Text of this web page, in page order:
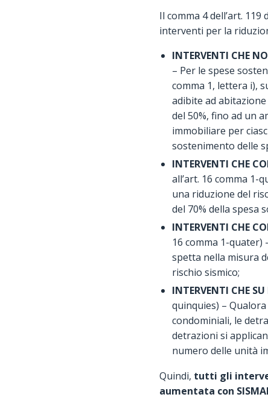
Il comma 4 dell’art.
interventi per la
INTERVENTI CHE
– Per le spese
comma 1, lettera i),
adibite ad
del 50%, fino ad un
immobiliare per
sostenimento delle
INTERVENTI CHE
all’art. 16 comma 1-
una riduzione del
del 70% della spesa
INTERVENTI CHE
16 comma 1-quater)
spetta nella misura
rischio sismico;
INTERVENTI CHE
quinquies) –
condominiali, le
detrazioni si
numero delle unità
Quindi, tutti gli
aumentata con